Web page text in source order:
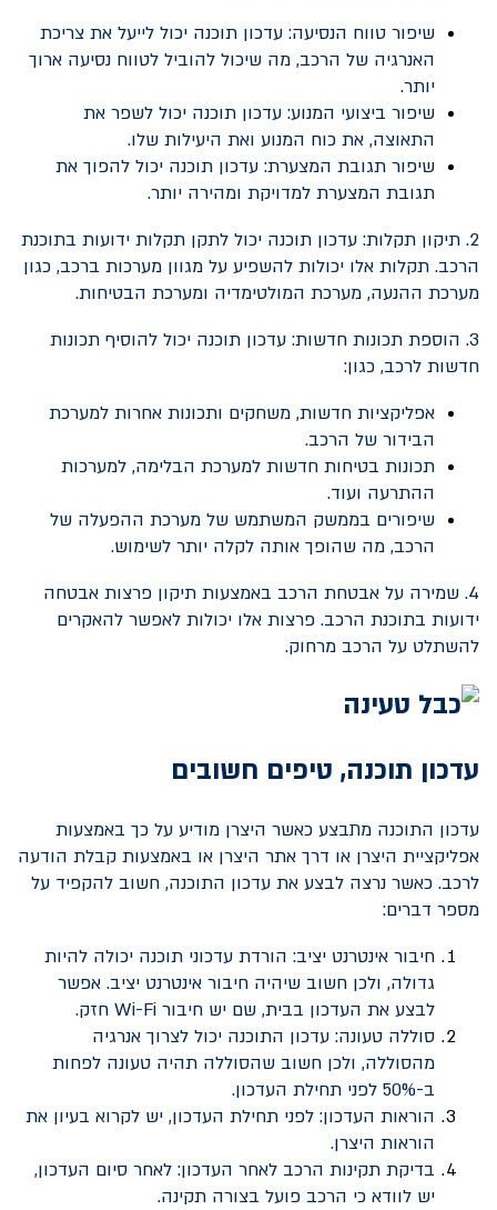
שיפור טווח הנסיעה: עדכון תוכנה יכול לייעל את צריכת
האנרגיה של הרכב, מה שיכול להוביל לטווח נסיעה ארוך
יותר.
שיפור ביצועי המנוע: עדכון תוכנה יכול לשפר את
התאוצה, את כוח המנוע ואת היעילות שלו.
שיפור תגובת המצערת: עדכון תוכנה יכול להפוך את
תגובת המצערת למדויקת ומהירה יותר.
2. תיקון תקלות: עדכון תוכנה יכול לתקן תקלות ידועות בתוכנת
הרכב. תקלות אלו יכולות להשפיע על מגוון מערכות ברכב, כגון
מערכת ההנעה, מערכת המולטימדיה ומערכת הבטיחות.
3. הוספת תכונות חדשות: עדכון תוכנה יכול להוסיף תכונות
חדשות לרכב, כגון:
אפליקציות חדשות, משחקים ותכונות אחרות למערכת
הבידור של הרכב.
תכונות בטיחות חדשות למערכת הבלימה, למערכות
ההתרעה ועוד.
שיפורים בממשק המשתמש של מערכת ההפעלה של
הרכב, מה שהופך אותה לקלה יותר לשימוש.
4. שמירה על אבטחת הרכב באמצעות תיקון פרצות אבטחה
ידועות בתוכנת הרכב. פרצות אלו יכולות לאפשר להאקרים
להשתלט על הרכב מרחוק.
עדכון תוכנה, טיפים חשובים
עדכון התוכנה מתבצע כאשר היצרן מודיע על כך באמצעות
אפליקציית היצרן או דרך אתר היצרן או באמצעות קבלת הודעה
לרכב. כאשר נרצה לבצע את עדכון התוכנה, חשוב להקפיד על
מספר דברים:
חיבור אינטרנט יציב: הורדת עדכוני תוכנה יכולה להיות
גדולה, ולכן חשוב שיהיה חיבור אינטרנט יציב. אפשר
לבצע את העדכון בבית, שם יש חיבור Wi-Fi חזק.
סוללה טעונה: עדכון התוכנה יכול לצרוך אנרגיה
מהסוללה, ולכן חשוב שהסוללה תהיה טעונה לפחות
ב-50% לפני תחילת העדכון.
הוראות העדכון: לפני תחילת העדכון, יש לקרוא בעיון את
הוראות היצרן.
בדיקת תקינות הרכב לאחר העדכון: לאחר סיום העדכון,
יש לוודא כי הרכב פועל בצורה תקינה.